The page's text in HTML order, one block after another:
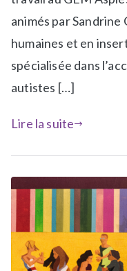
N
e
w
e
l
i
r
,
e
o
u
animés par
humaines et en
spécialisée dans
autistes […]
Lire la suite